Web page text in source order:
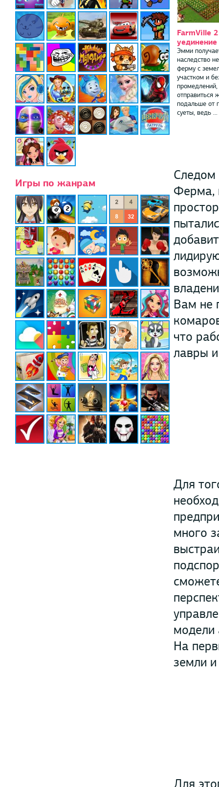
Игры по жанрам
FarmVille
уединение
Эмми
наследство
ферму с
участком и
отправиться
подальше от
суеты, ведь ...
Следом
Ферма,
Вам не
что
лавры
Для
много
модели
На
земли
Для